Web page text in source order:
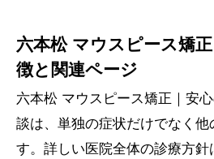
六本松 マウスピース矯
徴と関連ページ
六本松 マウスピース矯正｜安
談は、単独の症状だけでなく他
す。詳しい医院全体の診療方針